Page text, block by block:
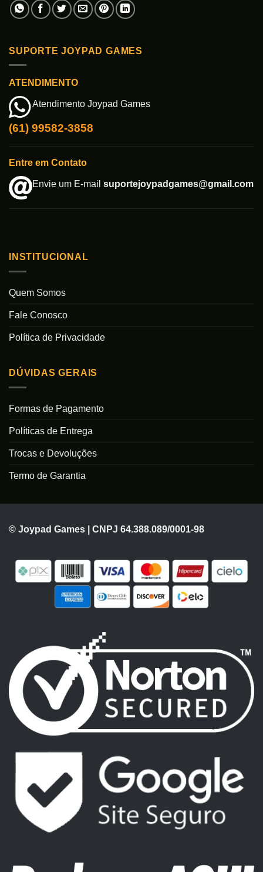
SUPORTE JOYPAD GAMES
ATENDIMENTO
Atendimento Joypad Games
(61) 99582-3858
Entre em Contato
Envie um E-mail suportejoypadgames@gmail.com
INSTITUCIONAL
Quem Somos
Fale Conosco
Política de Privacidade
DÚVIDAS GERAIS
Formas de Pagamento
Políticas de Entrega
Trocas e Devoluções
Termo de Garantia
© Joypad Games | CNPJ 64.388.089/0001-98